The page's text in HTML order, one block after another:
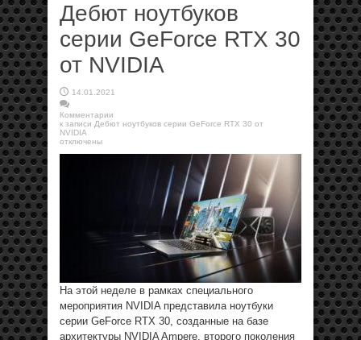
Дебют ноутбуков
серии GeForce RTX 30
от NVIDIA
14.01.2021
Комментарии
к записи Дебют ноутбуков серии GeForce RTX 30 от
NVIDIA
отключены
На этой неделе в рамках специального
мероприятия NVIDIA представила ноутбуки
серии GeForce RTX 30, созданные на базе
архитектуры NVIDIA Ampere, второго поколения